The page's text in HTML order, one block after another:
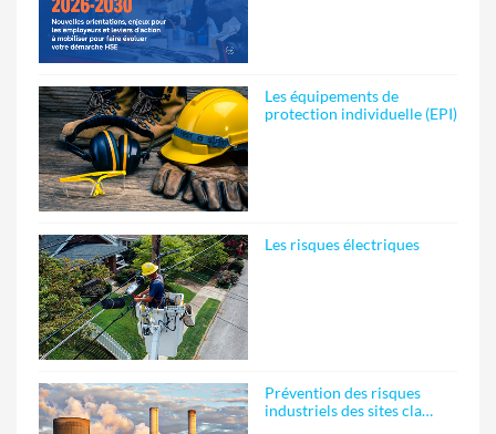
Les équipements de
protection individuelle (EPI)
Les risques électriques
Prévention des risques
industriels des sites cla…